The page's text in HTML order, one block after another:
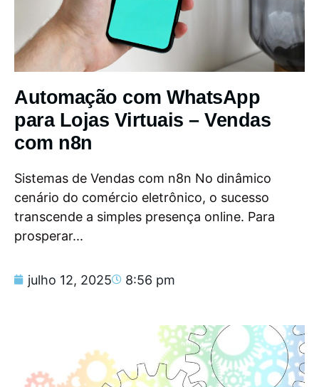
Automação com WhatsApp
para Lojas Virtuais – Vendas
com n8n
Sistemas de Vendas com n8n No dinâmico
cenário do comércio eletrônico, o sucesso
transcende a simples presença online. Para
prosperar...
julho 12, 2025 8:56 pm